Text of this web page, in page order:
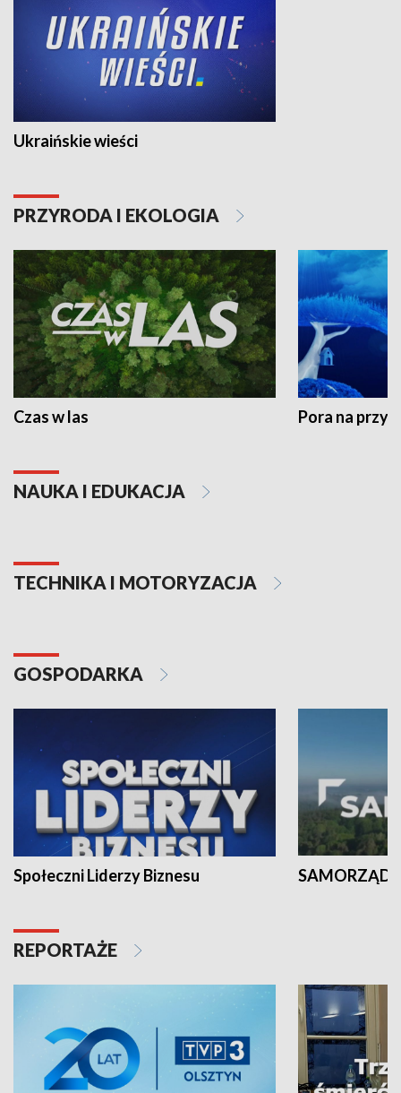
Ukraińskie wieści
PRZYRODA I EKOLOGIA
Czas w las Pora na
NAUKA I EDUKACJA
TECHNIKA I MOTORYZACJA
GOSPODARKA
Społeczni Liderzy Biznesu SAMORZĄD
REPORTAŻE